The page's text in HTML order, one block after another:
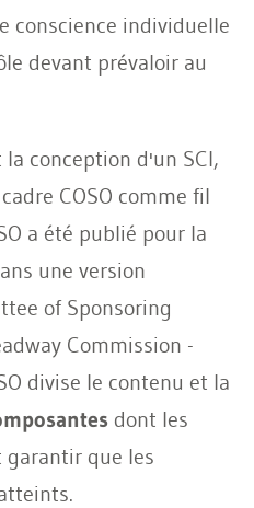
conscience individuelle
devant prévaloir au
conception d'un SCI,
COSO comme fil
a été publié pour la
une version
of Sponsoring
Commission -
divise le contenu et la
dont les
garantir que les